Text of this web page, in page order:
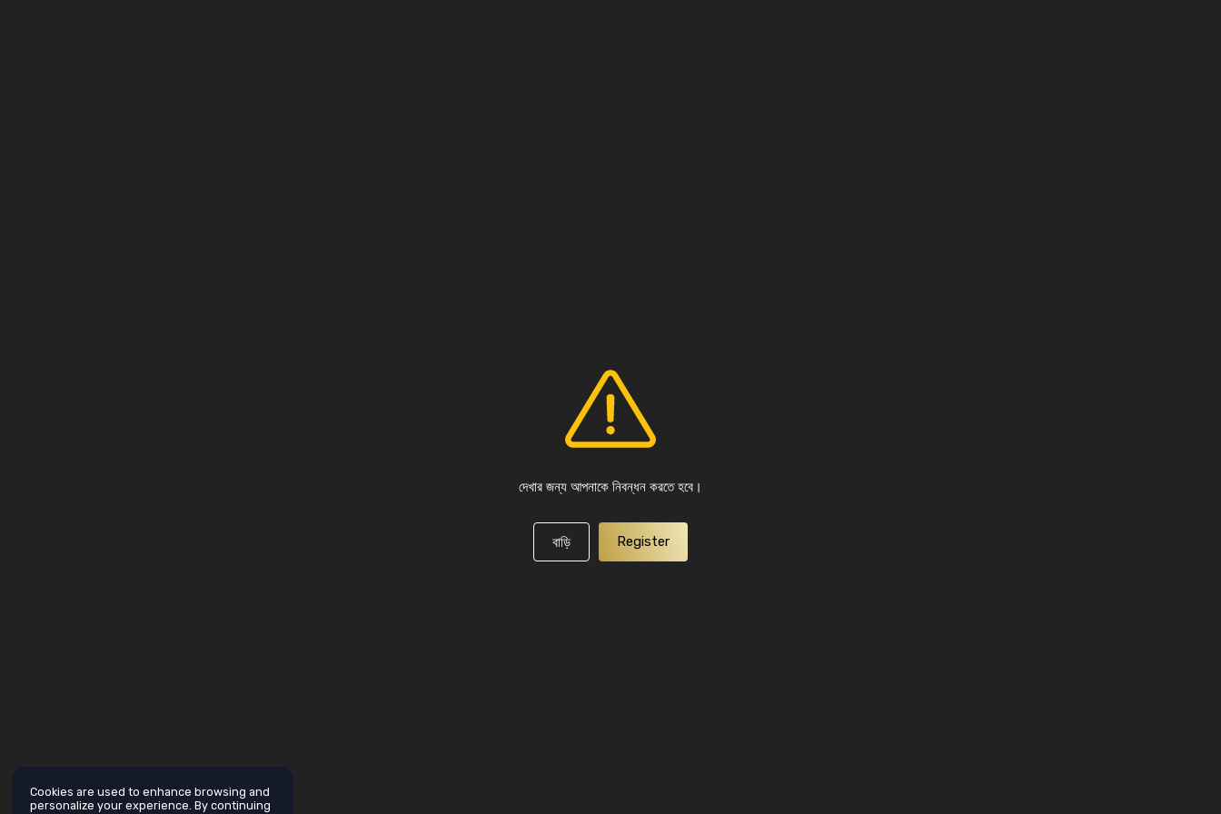
দেখার জন্য আপনাকে নিবন্ধন করতে হবে।
বাড়ি Register
Cookies are used to enhance browsing and
personalize your experience. By continuing